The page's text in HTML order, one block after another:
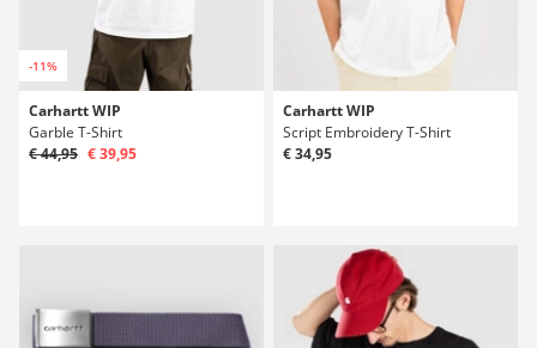
-11%
Carhartt WIP
Garble T-Shirt
€ 44,95 € 39,95
Carhartt WIP
Script Embroidery T-Shirt
€ 34,95